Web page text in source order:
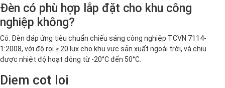
Đèn có phù hợp lắp đặt cho khu công
nghiệp không?
Có. Đèn đáp ứng tiêu chuẩn chiếu sáng công nghiệp TCVN 7114-
1:2008, với độ rọi ≥ 20 lux cho khu vực sản xuất ngoài trời, và chịu
được nhiệt độ hoạt động từ -20°C đến 50°C.
Diem cot loi